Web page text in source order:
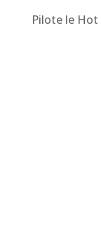
Pilote le Hot